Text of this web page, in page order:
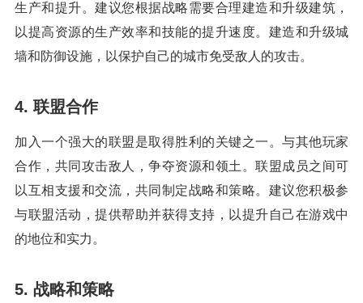
生产和提升。建议您根据战略需要合理建造和升级建筑，
以提高资源的生产效率和技能的提升速度。建造和升级城
墙和防御设施，以保护自己的城市免受敌人的攻击。
4. 联盟合作
加入一个强大的联盟是取得胜利的关键之一。与其他玩家
合作，共同攻击敌人，争夺资源和领土。联盟成员之间可
以互相支援和交流，共同制定战略和策略。建议您积极参
与联盟活动，提供帮助并获得支持，以提升自己在游戏中
的地位和实力。
5. 战略和策略